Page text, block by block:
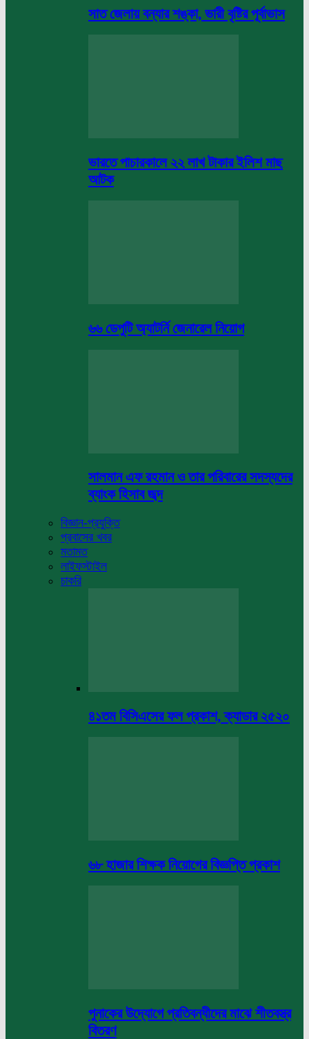
সাত জেলায় বন্যার শঙ্কা, ভারী বৃষ্টির পূর্বাভাস
ভারতে পাচারকালে ২২ লাখ টাকার ইলিশ মাছ
আটক
৬৬ ডেপুটি অ্যাটর্নি জেনারেল নিয়োগ
সালমান এফ রহমান ও তার পরিবারের সদস্যদের
ব্যাংক হিসাব জব্দ
বিজ্ঞান-প্রযুক্তি
প্রবাসের খবর
মতামত
লাইফস্টাইল
চাকরি
৪১তম বিসিএসের ফল প্রকাশ, ক্যাডার ২৫২০
৬৮ হাজার শিক্ষক নিয়োগের বিজ্ঞপ্তি প্রকাশ
পুনাকের উদ্যোগে প্রতিবন্ধীদের মাঝে শীতবস্ত্র
বিতরণ